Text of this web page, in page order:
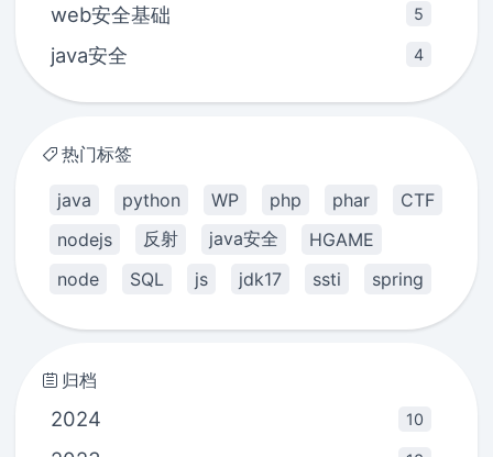
web安全基础 5
java安全 4
热门标签
java python WP php phar
CTF
nodejs
反射 java安全
HGAME
node
SQL js jdk17 ssti spring
归档
2024 10